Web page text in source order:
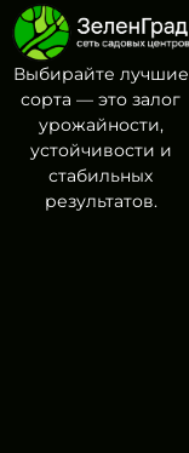
Выбирайте лучшие
сорта — это залог
урожайности,
устойчивости и
стабильных
результатов.